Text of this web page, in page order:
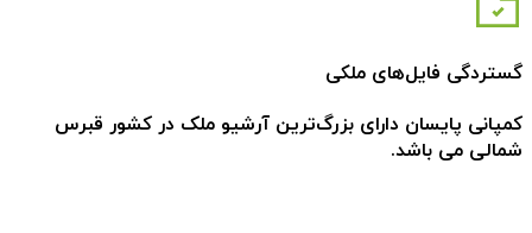
گستردگی فایل‌های ملکی
کمپانی پایسان دارای بزرگ‌ترین آرشیو ملک در کشور قبرس
شمالی می باشد.